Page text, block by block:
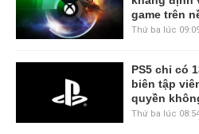
game trên
Thứ ba lúc
PS5 chỉ có
biên tập
quyền
Thứ ba lúc